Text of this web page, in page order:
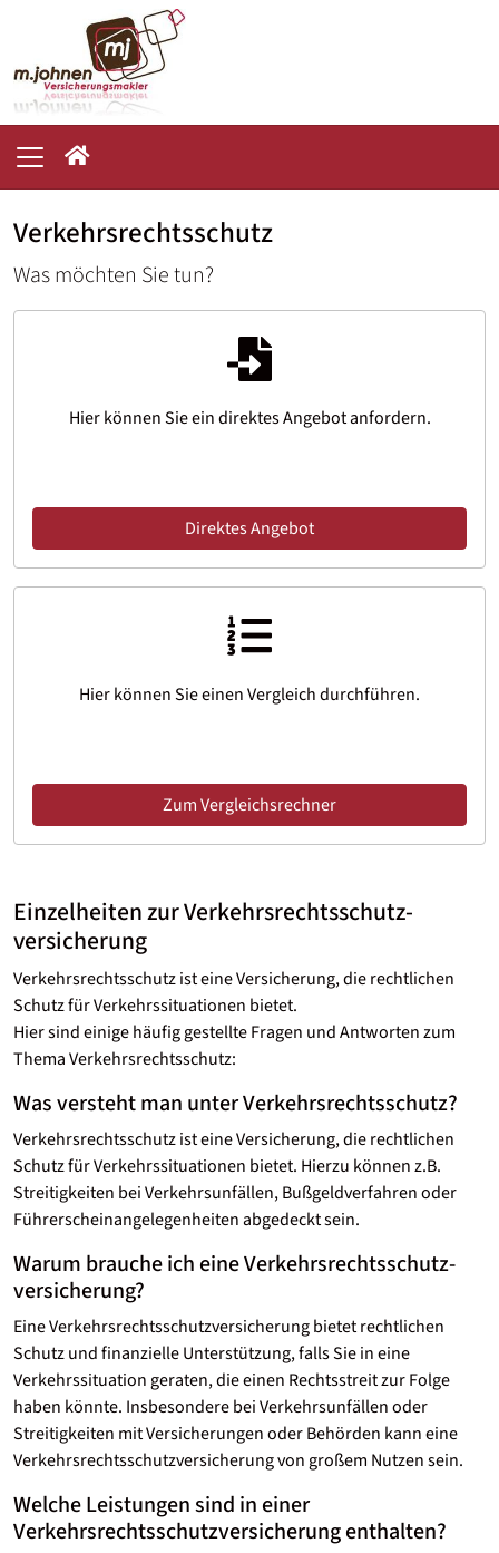
Verkehrsrechtsschutz
Was möchten Sie tun?
Hier können Sie ein direktes Angebot anfordern.
Direktes Angebot
Hier können Sie einen Vergleich durchführen.
Zum Vergleichsrechner
Einzelheiten zur Verkehrsrechtsschutz­
versicherung
Verkehrsrechtsschutz ist eine Versicherung, die rechtlichen
Schutz für Verkehrssituationen bietet.
Hier sind einige häufig gestellte Fragen und Antworten zum
Thema Verkehrsrechtsschutz:
Was versteht man unter Verkehrsrechtsschutz?
Verkehrsrechtsschutz ist eine Versicherung, die rechtlichen
Schutz für Verkehrssituationen bietet. Hierzu können z.B.
Streitigkeiten bei Verkehrsunfällen, Bußgeldverfahren oder
Führerscheinangelegenheiten abgedeckt sein.
Warum brauche ich eine Verkehrsrechtsschutz­
versicherung?
Eine Verkehrsrechtsschutz­versicherung bietet rechtlichen
Schutz und finanzielle Unterstützung, falls Sie in eine
Verkehrssituation geraten, die einen Rechtsstreit zur Folge
haben könnte. Insbesondere bei Verkehrsunfällen oder
Streitigkeiten mit Versicherungen oder Behörden kann eine
Verkehrsrechtsschutzversicherung von großem Nutzen sein.
Welche Leistungen sind in einer
Verkehrsrechtsschutz­versicherung enthalten?